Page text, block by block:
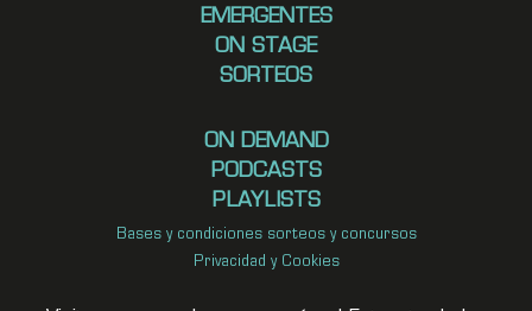
EMERGENTES
ON STAGE
SORTEOS
ON DEMAND
PODCASTS
PLAYLISTS
Bases y condiciones sorteos y concursos
Privacidad y Cookies